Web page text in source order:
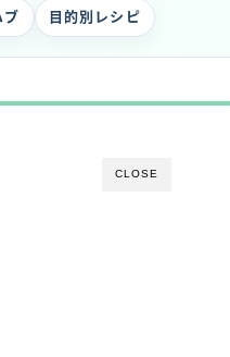
目的別レシピ
CLOSE